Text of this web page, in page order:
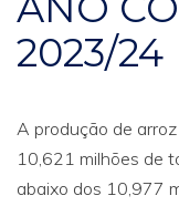
2023/24
A produção de
10,621 milhões de
abaixo dos 10,977